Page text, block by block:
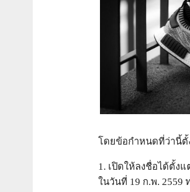
โดยข้อกำหนดที่ว่านี้ตั้
1. เปิดให้ลงชื่อได้ตั้ง
ในวันที่ 19 ก.พ. 2559